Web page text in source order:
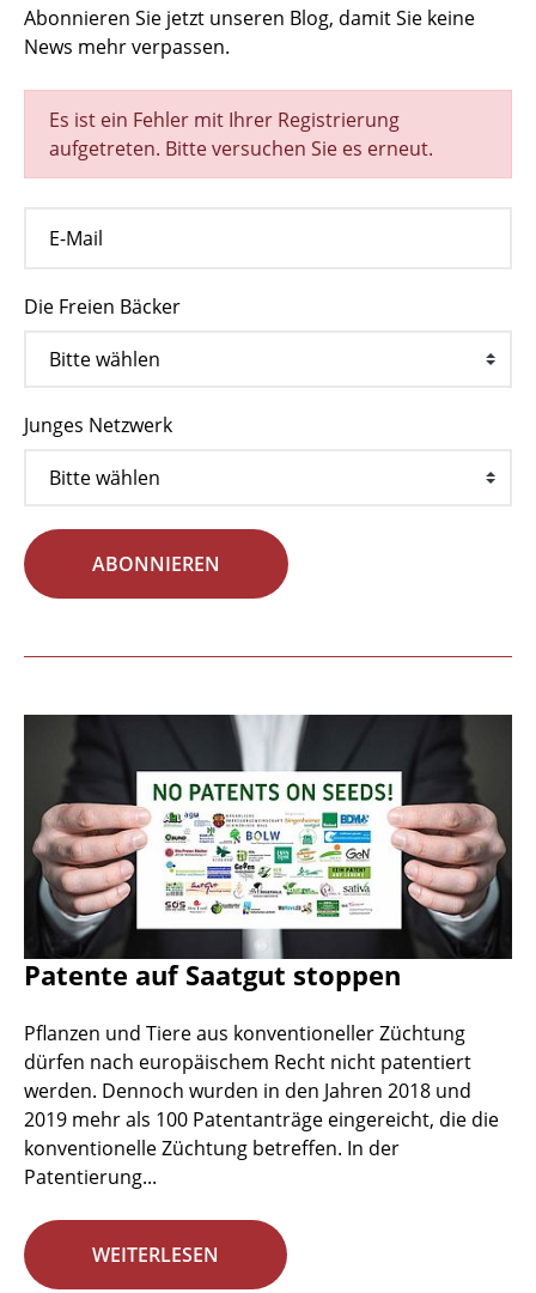
Abonnieren Sie jetzt unseren Blog, damit Sie keine
News mehr verpassen.
Es ist ein Fehler mit Ihrer Registrierung
aufgetreten. Bitte versuchen Sie es erneut.
Die Freien Bäcker
Junges Netzwerk
ABONNIEREN
Patente auf Saatgut stoppen
Pflanzen und Tiere aus konventioneller Züchtung
dürfen nach europäischem Recht nicht patentiert
werden. Dennoch wurden in den Jahren 2018 und
2019 mehr als 100 Patentanträge eingereicht, die die
konventionelle Züchtung betreffen. In der
Patentierung...
WEITERLESEN